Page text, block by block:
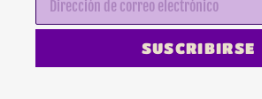
SUSCRIBIRSE